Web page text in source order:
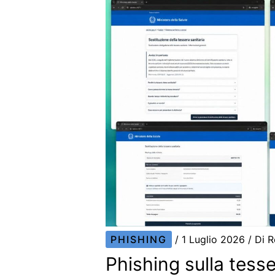
PHISHING / 1 Luglio 2026 / Di
Phishing sulla